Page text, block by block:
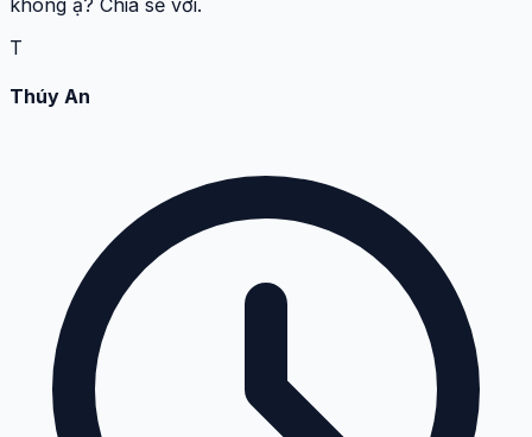
T
Thúy An